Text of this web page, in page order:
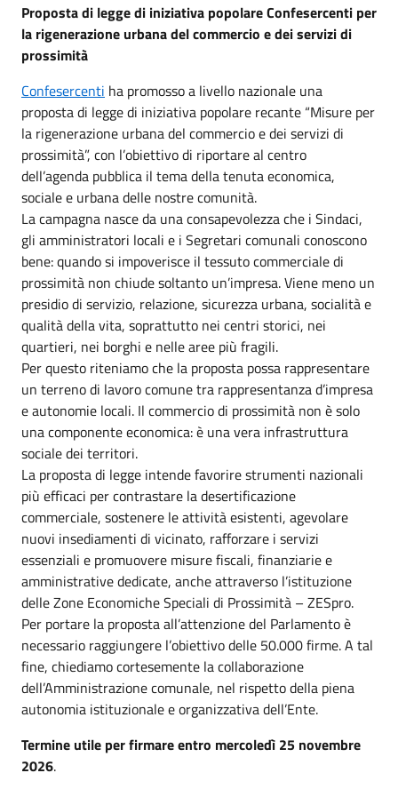
Proposta di legge di iniziativa popolare Confesercenti per
la rigenerazione urbana del commercio e dei servizi di
prossimità
Confesercenti ha promosso a livello nazionale una
proposta di legge di iniziativa popolare recante “Misure per
la rigenerazione urbana del commercio e dei servizi di
prossimità”, con l’obiettivo di riportare al centro
dell’agenda pubblica il tema della tenuta economica,
sociale e urbana delle nostre comunità.
La campagna nasce da una consapevolezza che i Sindaci,
gli amministratori locali e i Segretari comunali conoscono
bene: quando si impoverisce il tessuto commerciale di
prossimità non chiude soltanto un’impresa. Viene meno un
presidio di servizio, relazione, sicurezza urbana, socialità e
qualità della vita, soprattutto nei centri storici, nei
quartieri, nei borghi e nelle aree più fragili.
Per questo riteniamo che la proposta possa rappresentare
un terreno di lavoro comune tra rappresentanza d’impresa
e autonomie locali. Il commercio di prossimità non è solo
una componente economica: è una vera infrastruttura
sociale dei territori.
La proposta di legge intende favorire strumenti nazionali
più efficaci per contrastare la desertificazione
commerciale, sostenere le attività esistenti, agevolare
nuovi insediamenti di vicinato, rafforzare i servizi
essenziali e promuovere misure fiscali, finanziarie e
amministrative dedicate, anche attraverso l’istituzione
delle Zone Economiche Speciali di Prossimità – ZESpro.
Per portare la proposta all’attenzione del Parlamento è
necessario raggiungere l’obiettivo delle 50.000 firme. A tal
fine, chiediamo cortesemente la collaborazione
dell’Amministrazione comunale, nel rispetto della piena
autonomia istituzionale e organizzativa dell’Ente.
Termine utile per firmare entro mercoledì 25 novembre
2026.